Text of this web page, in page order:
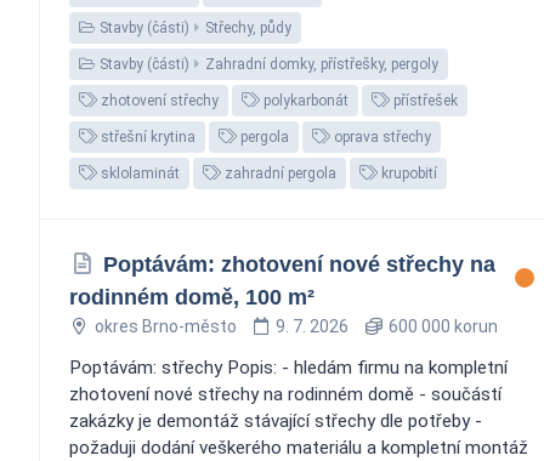
Stavby (části) Střechy, půdy
Stavby (části) Zahradní domky, přístřešky, pergoly
zhotovení střechy polykarbonát přístřešek
střešní krytina pergola oprava střechy
sklolaminát zahradní pergola krupobití
Poptávám: zhotovení nové střechy na
rodinném domě, 100 m²
okres Brno-město 9. 7. 2026 600 000 korun
Poptávám: střechy Popis: - hledám firmu na kompletní
zhotovení nové střechy na rodinném domě - součástí
zakázky je demontáž stávající střechy dle potřeby -
požaduji dodání veškerého materiálu a kompletní montáž